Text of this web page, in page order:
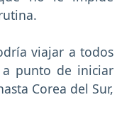
viajar a todos
a punto de iniciar
Corea del Sur,